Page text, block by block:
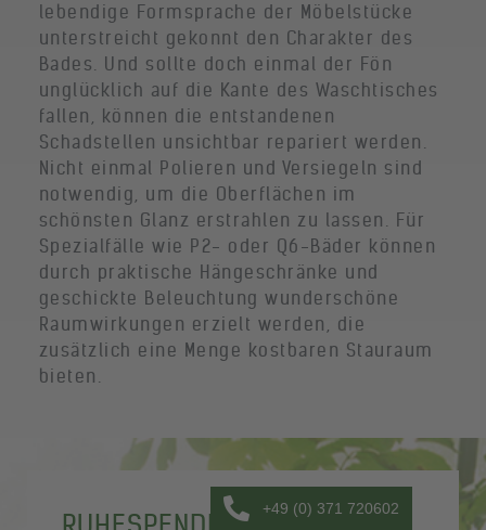
lebendige Formsprache der Möbelstücke
unterstreicht gekonnt den Charakter des
Bades. Und sollte doch einmal der Fön
unglücklich auf die Kante des Waschtisches
fallen, können die entstandenen
Schadstellen unsichtbar repariert werden.
Nicht einmal Polieren und Versiegeln sind
notwendig, um die Oberflächen im
schönsten Glanz erstrahlen zu lassen. Für
Spezialfälle wie P2- oder Q6-Bäder können
durch praktische Hängeschränke und
geschickte Beleuchtung wunderschöne
Raumwirkungen erzielt werden, die
zusätzlich eine Menge kostbaren Stauraum
bieten.
+49 (0) 371 720602